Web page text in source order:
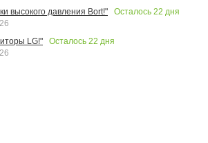
высокого давления Bort!"
Осталось 22 дня
LG!"
Осталось 22 дня